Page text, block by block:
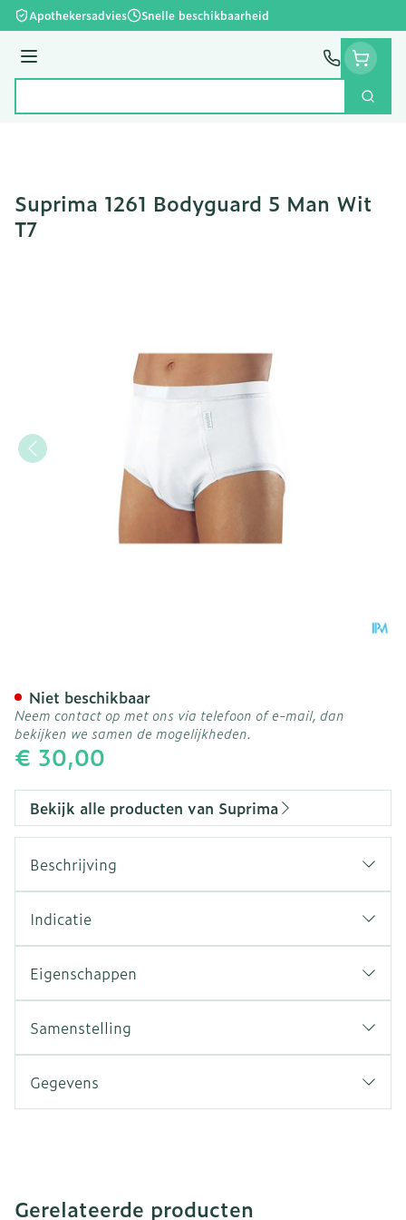
Ga naar de inhoud
Apothekersadvies Snelle beschikbaarheid
Menu
Zoek
Suprima 1261 Bodyguard 5 Man Wit
T7
€ 30,00
Niet beschikbaar
Neem contact op met ons via telefoon of e-mail, dan
bekijken we samen de mogelijkheden.
Bekijk alle producten van Suprima
Beschrijving
Indicatie
Eigenschappen
Samenstelling
Gegevens
Gerelateerde producten